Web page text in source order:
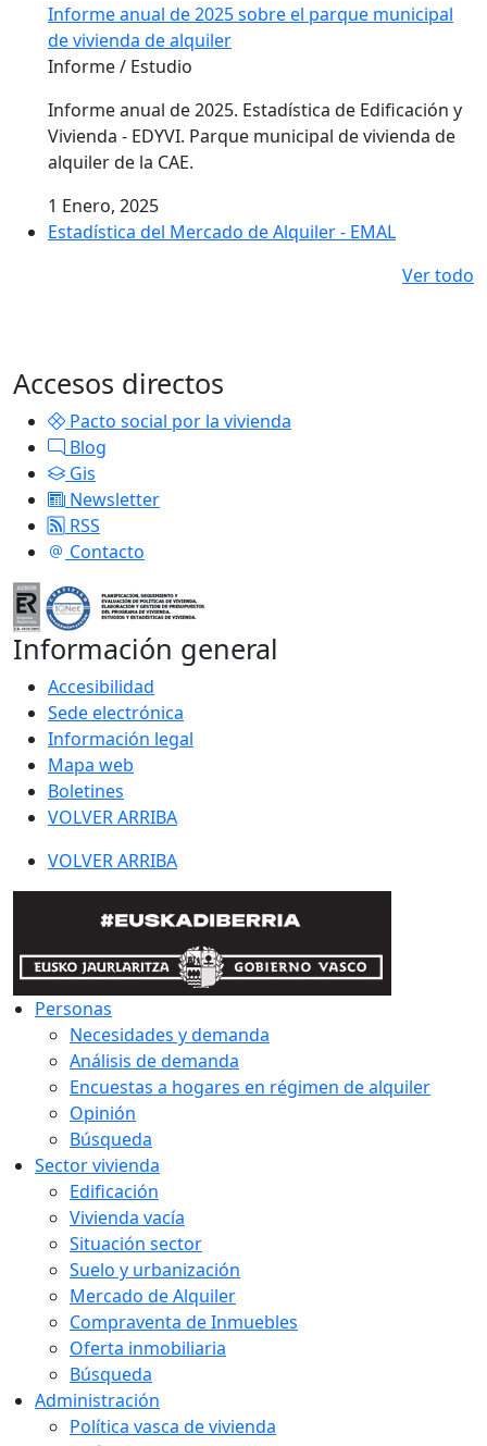
Informe anual de 2025 sobre el parque municipal
de vivienda de alquiler
Informe / Estudio
Informe anual de 2025. Estadística de Edificación y
Vivienda - EDYVI. Parque municipal de vivienda de
alquiler de la CAE.
1 Enero, 2025
Estadística del Mercado de Alquiler - EMAL
Ver todo
Accesos directos
Pacto social por la vivienda
Blog
Gis
Newsletter
RSS
Contacto
Información general
Accesibilidad
Sede electrónica
Información legal
Mapa web
Boletines
VOLVER ARRIBA
VOLVER ARRIBA
Personas
Necesidades y demanda
Análisis de demanda
Encuestas a hogares en régimen de alquiler
Opinión
Búsqueda
Sector vivienda
Edificación
Vivienda vacía
Situación sector
Suelo y urbanización
Mercado de Alquiler
Compraventa de Inmuebles
Oferta inmobiliaria
Búsqueda
Administración
Política vasca de vivienda